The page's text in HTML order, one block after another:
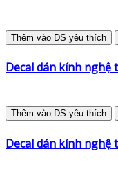
Thêm vào DS yêu thích
Decal dán kính
Thêm vào DS yêu thích
Decal dán kính